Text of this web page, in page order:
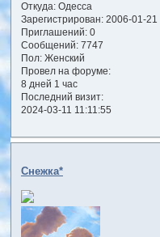
Откуда:Одесса
Зарегистрирован: 2006-01-21
Приглашений:0
Сообщений:7747
Пол:Женский
Провел на форуме:
8 дней 1 час
Последний визит:
2024-03-11 11:11:55
Снежка*